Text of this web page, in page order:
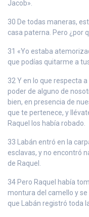
Jacob».
30 De todas maneras,
casa paterna. Pero ¿por
31 «Yo estaba
que podías quitarme a
32 Y en lo que respecta
poder de alguno de
bien, en presencia de
que te pertenece, y
Raquel los había robado.
33 Labán entró en la
esclavas, y no encontró
de Raquel.
34 Pero Raquel había
montura del camello y
que Labán registró toda